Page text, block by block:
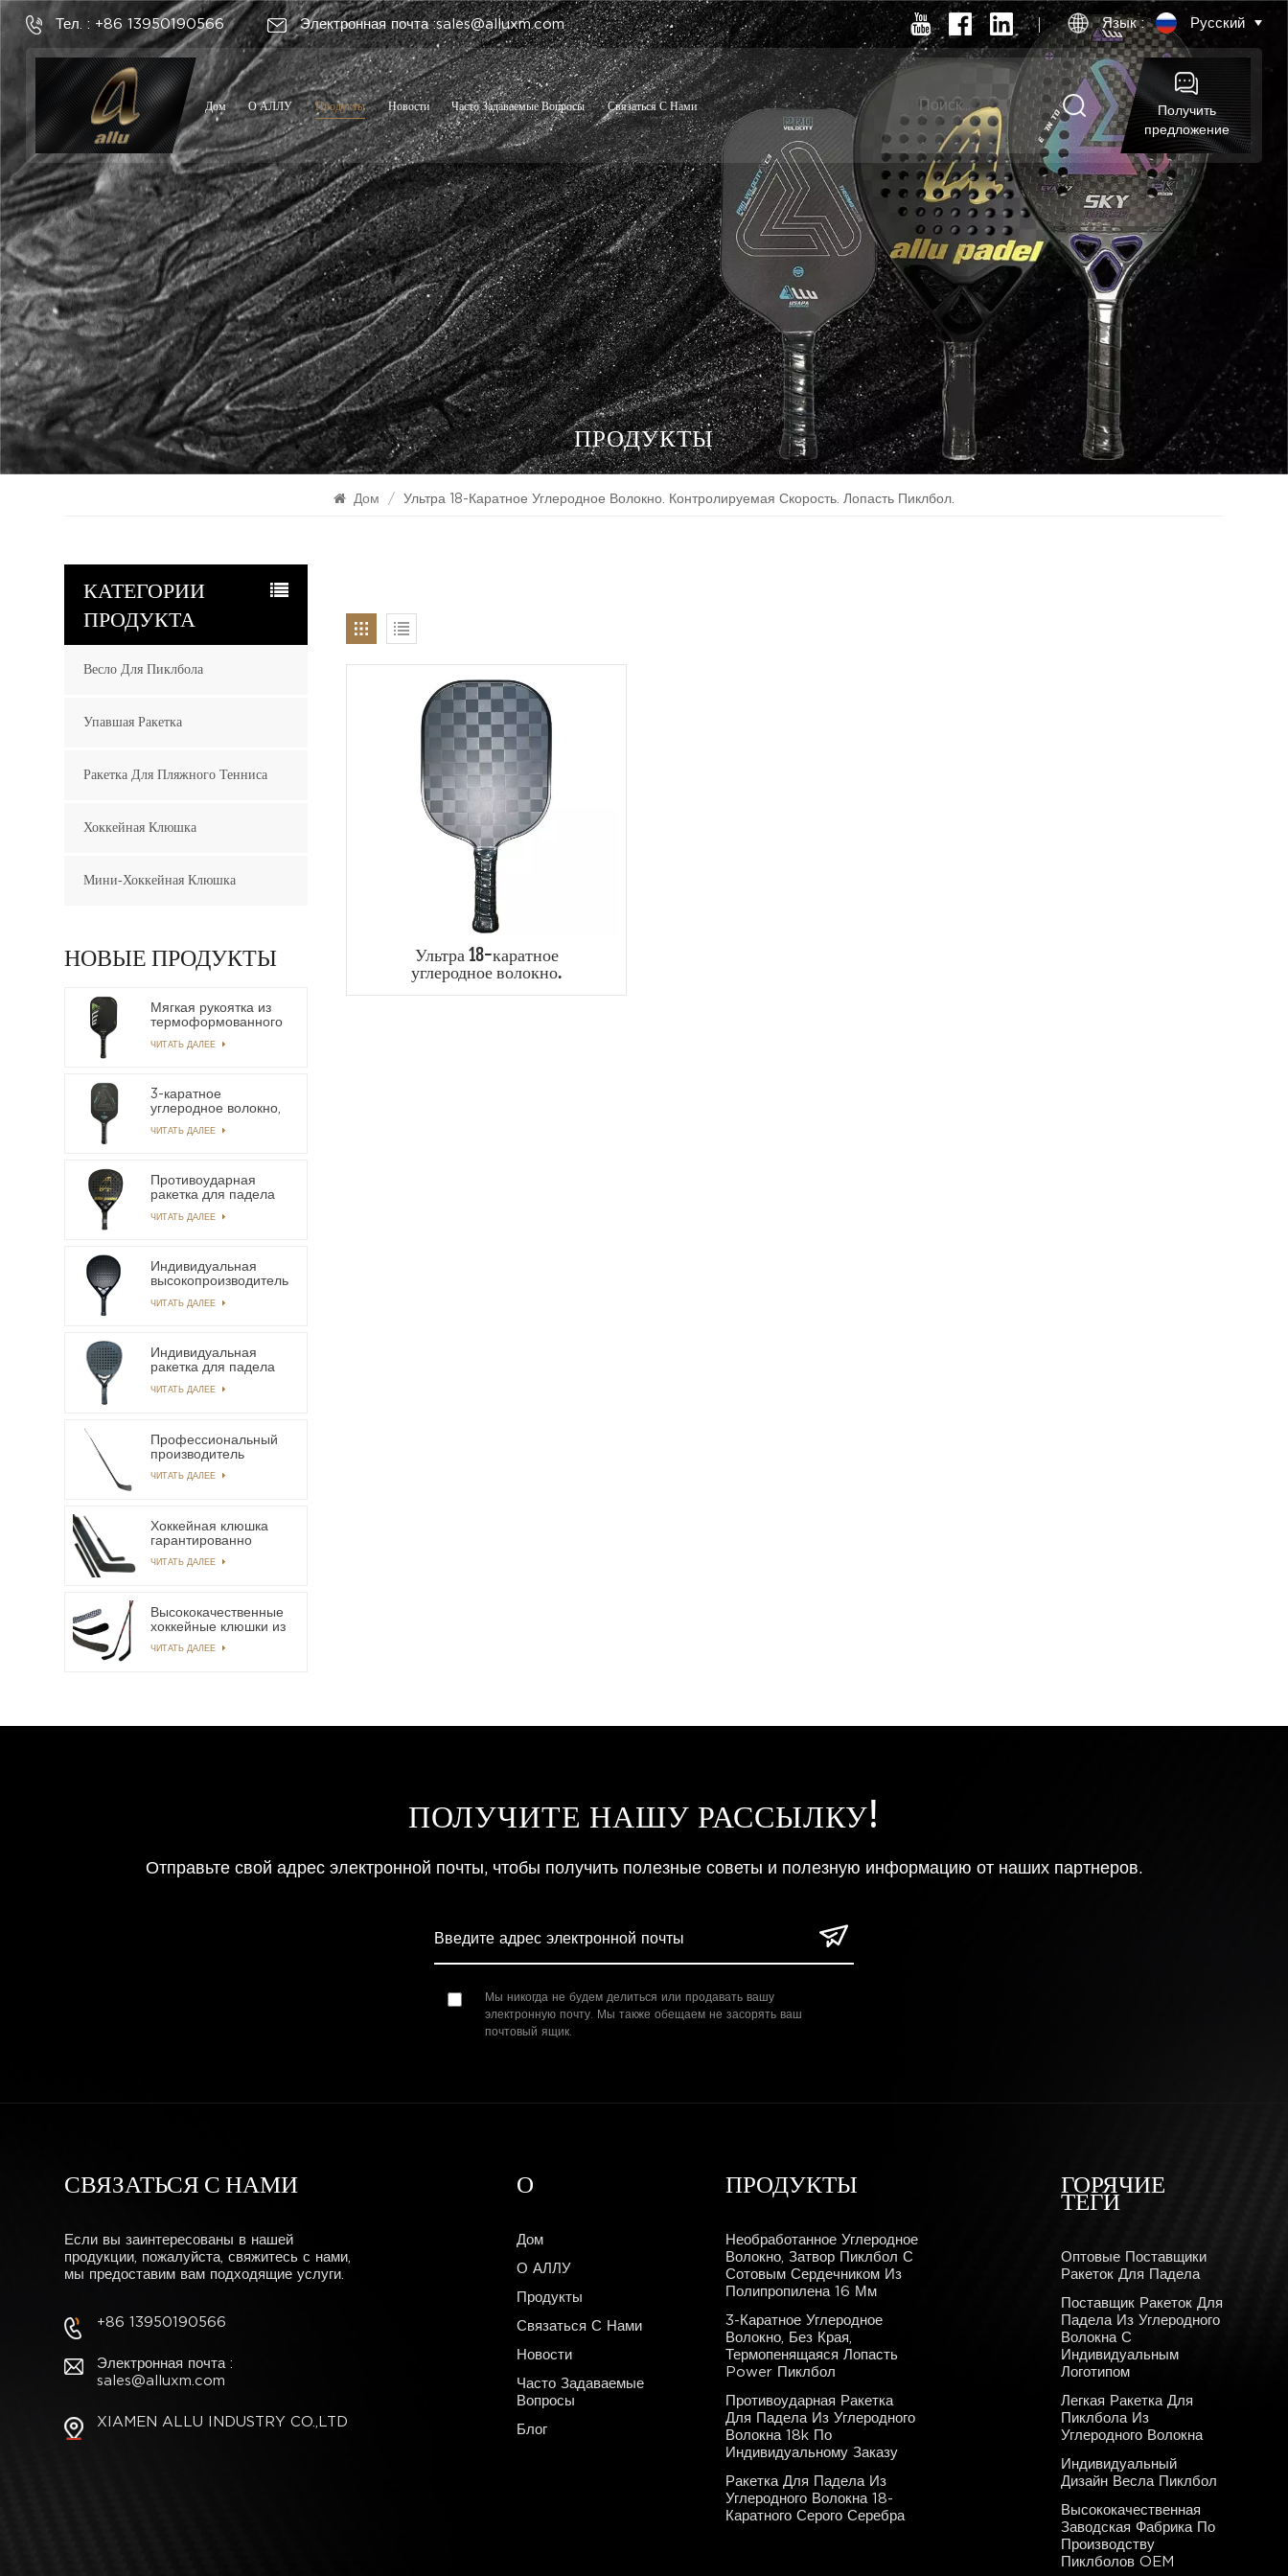
Тел. : +86 13950190566 Электронная почта :sales@alluxm.com Язык : Русский
Дом О АЛЛУ Продукты Новости Часто Задаваемые Вопросы Связаться С Нами
Получить
предложение
ПРОДУКТЫ
Дом / Ультра 18-Каратное Углеродное Волокно. Контролируемая Скорость. Лопасть Пиклбол.
Ультра 18-каратное
углеродное волокно.
Контролируемая скорость.
КАТЕГОРИИ
ПРОДУКТА
Весло Для Пиклбола
Упавшая Ракетка
Ракетка Для Пляжного Тенниса
Хоккейная Клюшка
Мини-Хоккейная Клюшка
НОВЫЕ ПРОДУКТЫ
Мягкая рукоятка из
термоформованного
T-700 Легкая
Pickleball
ЧИТАТЬ ДАЛЕЕ
3-каратное
углеродное волокно,
термопенящаяся
ЧИТАТЬ ДАЛЕЕ
Противоударная
ракетка для падела
волокна 18k по
ЧИТАТЬ ДАЛЕЕ
Индивидуальная
высокопроизводительная
из углеродного
ЧИТАТЬ ДАЛЕЕ
Индивидуальная
ракетка для падела
волокна Advance
ЧИТАТЬ ДАЛЕЕ
Профессиональный
производитель
углеродного волокна
ЧИТАТЬ ДАЛЕЕ
Хоккейная клюшка
гарантированно
подходящая для
работу.
ЧИТАТЬ ДАЛЕЕ
Высококачественные
хоккейные клюшки из
углеродного волокна,
ЧИТАТЬ ДАЛЕЕ
ПОЛУЧИТЕ НАШУ РАССЫЛКУ!
Отправьте свой адрес электронной почты, чтобы получить полезные советы и полезную информацию от наших партнеров.
Мы никогда не будем делиться или продавать вашу
электронную почту. Мы также обещаем не засорять ваш
почтовый ящик.
СВЯЗАТЬСЯ С НАМИ
Если вы заинтересованы в нашей
продукции, пожалуйста, свяжитесь с нами,
мы предоставим вам подходящие услуги.
+86 13950190566
Электронная почта :
sales@alluxm.com
XIAMEN ALLU INDUSTRY CO.,LTD
О
Дом
О АЛЛУ
Продукты
Связаться С Нами
Новости
Часто Задаваемые
Вопросы
Блог
ПРОДУКТЫ
Необработанное Углеродное
Волокно, Затвор Пиклбол С
Сотовым Сердечником Из
Полипропилена 16 Мм
3-Каратное Углеродное
Волокно, Без Края,
Термопенящаяся Лопасть
Power Пиклбол
Противоударная Ракетка
Для Падела Из Углеродного
Волокна 18k По
Индивидуальному Заказу
Ракетка Для Падела Из
Углеродного Волокна 18-
Каратного Серого Серебра
ГОРЯЧИЕ
ТЕГИ
Оптовые Поставщики
Ракеток Для Падела
Поставщик Ракеток Для
Падела Из Углеродного
Волокна С
Индивидуальным
Логотипом
Легкая Ракетка Для
Пиклбола Из
Углеродного Волокна
Индивидуальный
Дизайн Весла Пиклбол
Высококачественная
Заводская Фабрика По
Производству
Пиклболов OEM